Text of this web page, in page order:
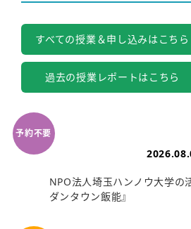
すべての授業＆申し込みはこちら
過去の授業レポートはこちら
NPO法人埼玉ハンノウ大学の
ダンタウン飯能』